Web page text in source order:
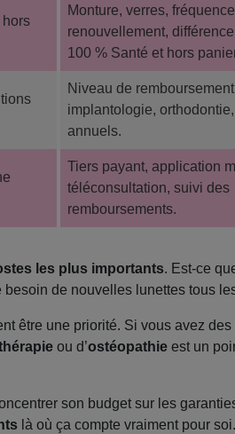
hors
Monture, verres,
renouvellement,
100 % Santé et hors
Niveau de
implantologie,
annuels.
Tiers payant, application
téléconsultation, suivi des
remboursements.
les plus importants. Est-ce
de nouvelles lunettes tous
être une priorité. Si vous avez
ou d’ostéopathieest un
son budget sur les
là où ça compte vraiment pour soi.